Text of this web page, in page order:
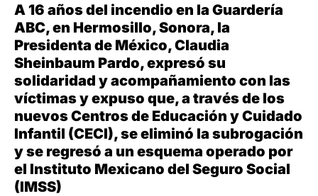
A 16 años del incendio en la Guardería
ABC, en Hermosillo, Sonora, la
Presidenta de México, Claudia
Sheinbaum Pardo, expresó su
solidaridad y acompañamiento con las
víctimas y expuso que, a través de los
nuevos Centros de Educación y Cuidado
Infantil (CECI), se eliminó la subrogación
y se regresó a un esquema operado por
el Instituto Mexicano del Seguro Social
(IMSS)